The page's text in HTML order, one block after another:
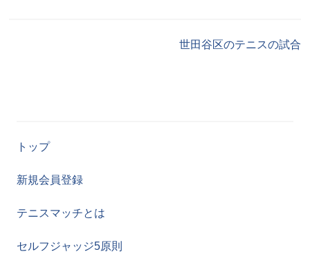
世田谷区のテニスの試合
トップ
新規会員登録
テニスマッチとは
セルフジャッジ5原則